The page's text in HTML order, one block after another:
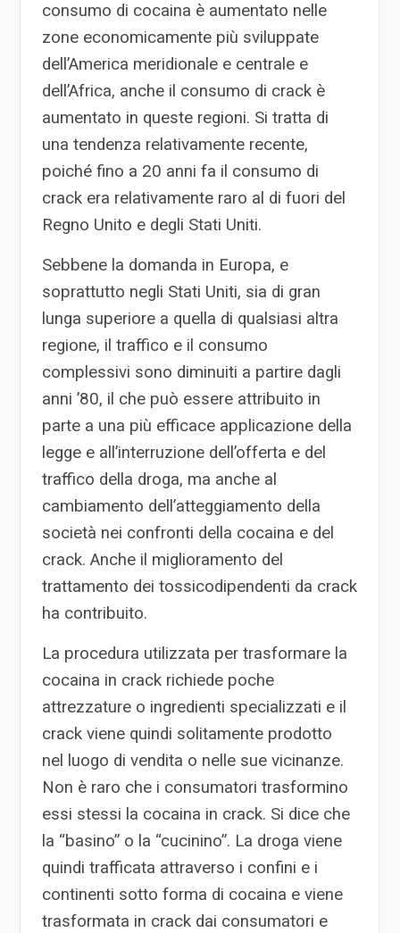
consumo di cocaina è aumentato nelle
zone economicamente più sviluppate
dell’America meridionale e centrale e
dell’Africa, anche il consumo di crack è
aumentato in queste regioni. Si tratta di
una tendenza relativamente recente,
poiché fino a 20 anni fa il consumo di
crack era relativamente raro al di fuori del
Regno Unito e degli Stati Uniti.
Sebbene la domanda in Europa, e
soprattutto negli Stati Uniti, sia di gran
lunga superiore a quella di qualsiasi altra
regione, il traffico e il consumo
complessivi sono diminuiti a partire dagli
anni ’80, il che può essere attribuito in
parte a una più efficace applicazione della
legge e all’interruzione dell’offerta e del
traffico della droga, ma anche al
cambiamento dell’atteggiamento della
società nei confronti della cocaina e del
crack. Anche il miglioramento del
trattamento dei tossicodipendenti da crack
ha contribuito.
La procedura utilizzata per trasformare la
cocaina in crack richiede poche
attrezzature o ingredienti specializzati e il
crack viene quindi solitamente prodotto
nel luogo di vendita o nelle sue vicinanze.
Non è raro che i consumatori trasformino
essi stessi la cocaina in crack. Si dice che
la “basino” o la “cucinino”. La droga viene
quindi trafficata attraverso i confini e i
continenti sotto forma di cocaina e viene
trasformata in crack dai consumatori e